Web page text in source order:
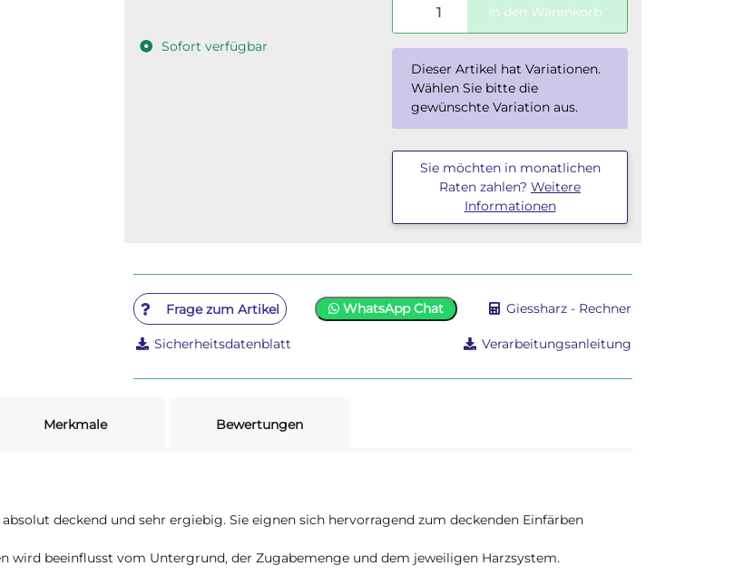
Sofort verfügbar
In den Warenkorb
x
Dieser Artikel hat Variationen.
Wählen Sie bitte die
gewünschte Variation aus.
Sie möchten in monatlichen
Raten zahlen? Weitere
Informationen
Frage zum Artikel WhatsApp Chat Giessharz - Rechner
Sicherheitsdatenblatt Verarbeitungsanleitung
Merkmale Bewertungen
deckend und sehr ergiebig. Sie eignen sich hervorragend zum deckenden Einfärben
wird beeinflusst vom Untergrund, der Zugabemenge und dem jeweiligen Harzsystem.